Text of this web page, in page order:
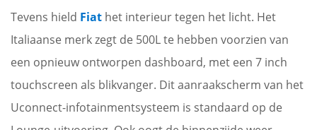
Tevens hield Fiat het interieur tegen het licht. Het
Italiaanse merk zegt de 500L te hebben voorzien van
een opnieuw ontworpen dashboard, met een 7 inch
touchscreen als blikvanger. Dit aanraakscherm van het
Uconnect-infotainmentsysteem is standaard op de